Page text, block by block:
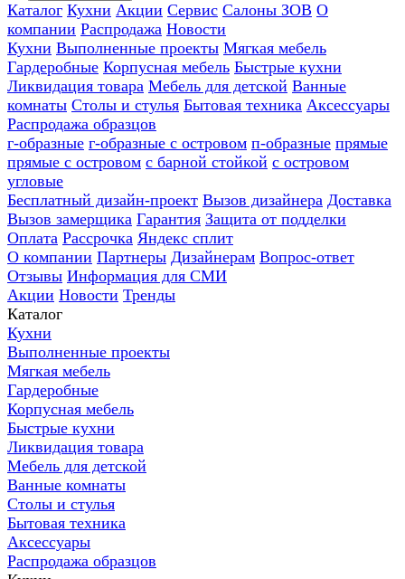
Каталог Кухни Акции Сервис Салоны ЗОВ О
компании Распродажа Новости
Кухни Выполненные проекты Мягкая мебель
Гардеробные Корпусная мебель Быстрые кухни
Ликвидация товара Мебель для детской Ванные
комнаты Столы и стулья Бытовая техника Аксессуары
Распродажа образцов
г-образные г-образные с островом п-образные прямые
прямые с островом с барной стойкой с островом
угловые
Бесплатный дизайн-проект Вызов дизайнера Доставка
Вызов замерщика Гарантия Защита от подделки
Оплата Рассрочка Яндекс сплит
О компании Партнеры Дизайнерам Вопрос-ответ
Отзывы Информация для СМИ
Акции Новости Тренды
Каталог
Кухни
Выполненные проекты
Мягкая мебель
Гардеробные
Корпусная мебель
Быстрые кухни
Ликвидация товара
Мебель для детской
Ванные комнаты
Столы и стулья
Бытовая техника
Аксессуары
Распродажа образцов